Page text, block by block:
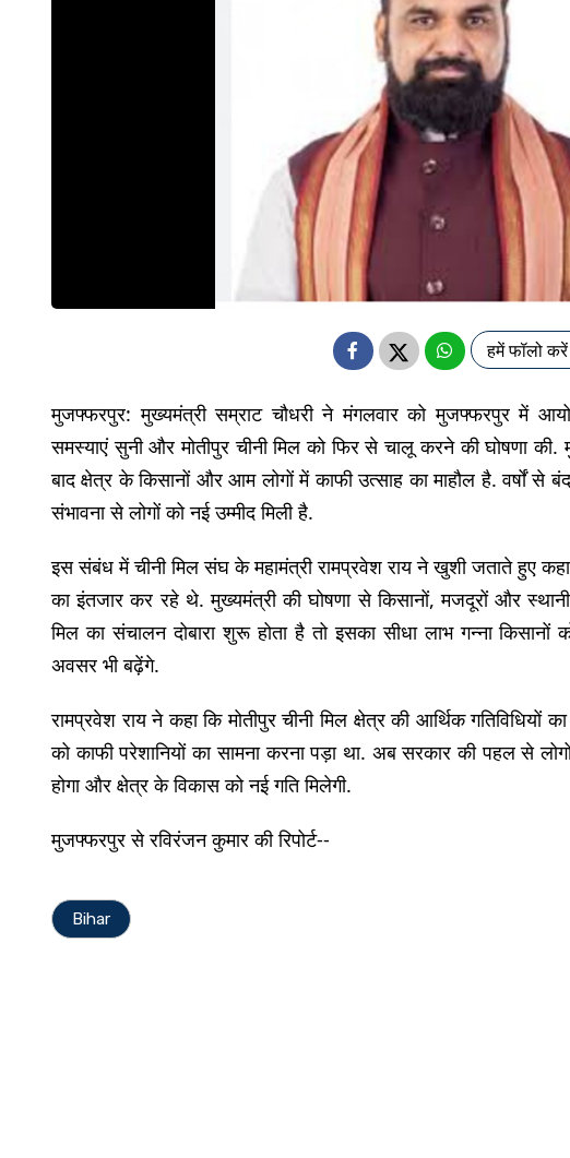
हमें फॉलो
मुजफ्फरपुर: मुख्यमंत्री सम्राट चौधरी ने मंगलवार को मुजफ्फरपुर में
समस्याएं सुनी और मोतीपुर चीनी मिल को फिर से चालू करने की घोषणा की.
बाद क्षेत्र के किसानों और आम लोगों में काफी उत्साह का माहौल है. वर्षों से
संभावना से लोगों को नई उम्मीद मिली है.
इस संबंध में चीनी मिल संघ के महामंत्री रामप्रवेश राय ने खुशी जताते हुए
का इंतजार कर रहे थे. मुख्यमंत्री की घोषणा से किसानों, मजदूरों और
मिल का संचालन दोबारा शुरू होता है तो इसका सीधा लाभ गन्ना किसानों
अवसर भी बढ़ेंगे.
रामप्रवेश राय ने कहा कि मोतीपुर चीनी मिल क्षेत्र की आर्थिक गतिविधियों
को काफी परेशानियों का सामना करना पड़ा था. अब सरकार की पहल से
होगा और क्षेत्र के विकास को नई गति मिलेगी.
मुजफ्फरपुर से रविरंजन कुमार की रिपोर्ट--
Bihar